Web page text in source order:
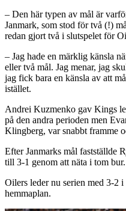
– Den här typen av mål är
Janmark, som stod för två (!)
redan gjort två i slutspelet för
– Jag hade en märklig känsla
eller två mål. Jag menar, jag
jag fick bara en känsla av att
istället.
Andrei Kuzmenko gav Kings
på den andra perioden men
Klingberg, var snabbt framme
Efter Janmarks mål fastställde
till 3-1 genom att näta i tom bur.
Oilers leder nu serien med 3-2
hemmaplan.